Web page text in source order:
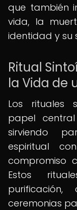
que también
vida, la
identidad y su
Ritual
la Vida de
Los rituales
papel
sirviendo
espiritual
compromiso
Estos
ceremonias